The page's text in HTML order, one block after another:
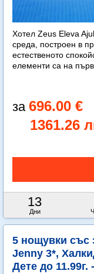
Хотел Zeus Eleva
среда, построен в
естественото
елементи са на
696.00 €
1361.26
13
Дни
5 нощувки със
Jenny 3*,
Дете до 11.99г.